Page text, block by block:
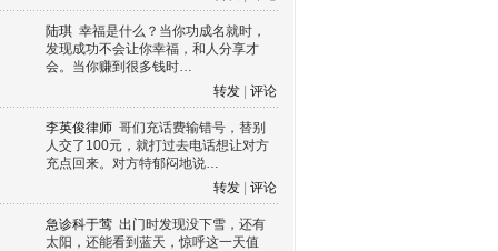
陆琪 幸福是什么？当你功成名就时，
发现成功不会让你幸福，和人分享才
会。当你赚到很多钱时…
转发
评论
李英俊律师 哥们充话费输错号，替别
人交了100元，就打过去电话想让对方
充点回来。对方特郁闷地说…
转发
评论
急诊科于莺 出门时发现没下雪，还有
太阳，还能看到蓝天，惊呼这一天值